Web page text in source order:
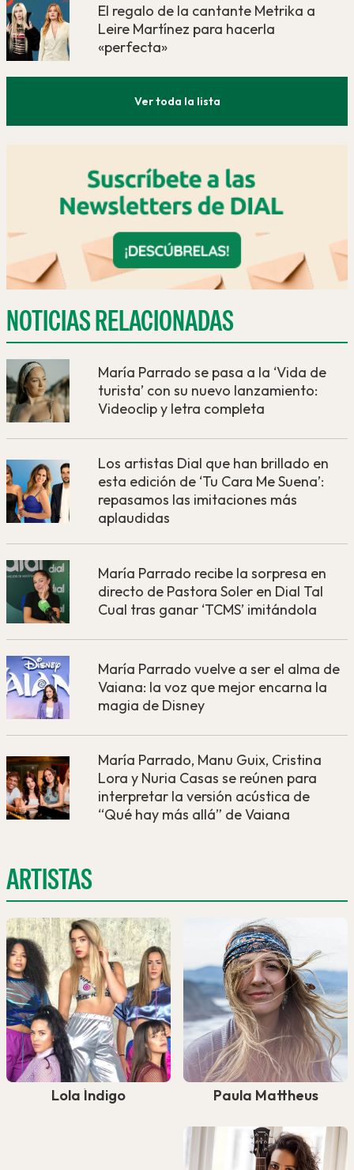
El regalo de la cantante Metrika a
Leire Martínez para hacerla
«perfecta»
Ver toda la lista
NOTICIAS RELACIONADAS
María Parrado se pasa a la ‘Vida de
turista’ con su nuevo lanzamiento:
Videoclip y letra completa
Los artistas Dial que han brillado en
esta edición de ‘Tu Cara Me Suena’:
repasamos las imitaciones más
aplaudidas
María Parrado recibe la sorpresa en
directo de Pastora Soler en Dial Tal
Cual tras ganar ‘TCMS’ imitándola
María Parrado vuelve a ser el alma de
Vaiana: la voz que mejor encarna la
magia de Disney
María Parrado, Manu Guix, Cristina
Lora y Nuria Casas se reúnen para
interpretar la versión acústica de
“Qué hay más allá” de Vaiana
ARTISTAS
Lola Índigo Paula Mattheus